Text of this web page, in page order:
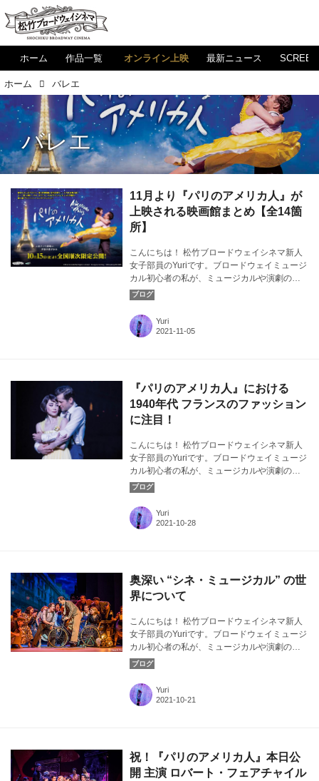
ホーム 作品一覧 オンライン上映 最新ニュース
ホーム バレエ
バレエ
11月より『パリのアメリカ人』が
上映される映画館まとめ【全14箇
所】
こんにちは！ 松竹ブロードウェイシネマ新人
女子部員のYuriです。ブロードウェイミュージ
カル初心者の私が、ミュージカルや演劇の素
晴らしさについて気ままに発信！ 今回は、11
画館についてご紹介します。カバー画像：
『パリのアメリカ人』よりⒸAngela Sterling
Yuri
『パリのアメリカ人』における
1940年代 フランスのファッション
に注目！
こんにちは！ 松竹ブロードウェイシネマ新人
女子部員のYuriです。ブロードウェイミュージ
カル初心者の私が、ミュージカルや演劇の素
晴らしさについて気ままに発信！ 今回は、
『パリのアメリカ人』にちなんで1940年代の
フランスファッションに注目します。カバー
画像：『パリのアメリカ人』よりⒸAngela
Yuri
奥深い “シネ・ミュージカル” の世
界について
こんにちは！ 松竹ブロードウェイシネマ新人
女子部員のYuriです。ブロードウェイミュージ
カル初心者の私が、ミュージカルや演劇の素
晴らしさについて気ままに発信！ 今回は、シ
についてお話します。カバー画像：『パリの
アメリカ人』よりⒸAngela Sterling
Yuri
祝！『パリのアメリカ人』本日公
開 主演 ロバート・フェアチャイル